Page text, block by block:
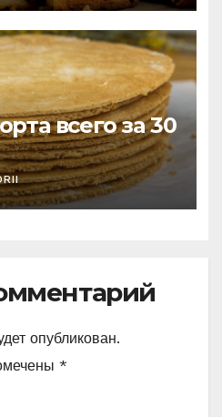
всего за 30
опубликован.
*